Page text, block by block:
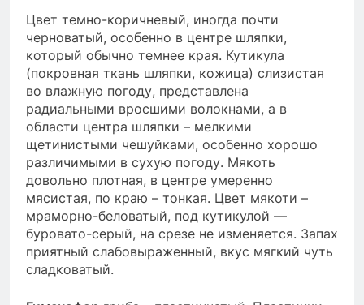
Цвет темно-коричневый, иногда почти
черноватый, особенно в центре шляпки,
который обычно темнее края. Кутикула
(покровная ткань шляпки, кожица) слизистая
во влажную погоду, представлена ​​
радиальными вросшими волокнами, а в
области центра шляпки – мелкими
щетинистыми чешуйками, особенно хорошо
различимыми в сухую погоду. Мякоть
довольно плотная, в центре умеренно
мясистая, по краю – тонкая. Цвет мякоти –
мраморно-беловатый, под кутикулой —
буровато-серый, на срезе не изменяется. Запах
приятный слабовыраженный, вкус мягкий чуть
сладковатый.